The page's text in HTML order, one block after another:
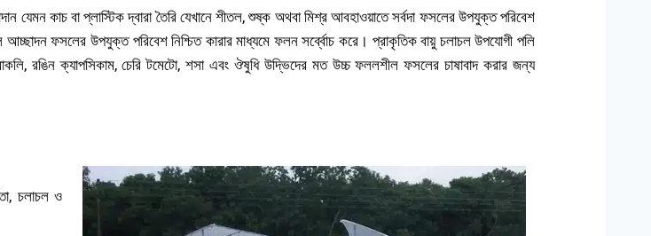
যেমন কাচ বা প্লাস্টিক দ্বারা তৈরি যেখানে শীতল, শুষ্ক অথবা মিশ্র আবহাওয়াতে সর্বদা ফসলের উপযুক্ত পরিবেশ
আচ্ছাদন ফসলের উপযুক্ত পরিবেশ নিশ্চিত কারার মাধ্যমে ফলন সর্ব্বোচ করে। প্রাকৃতিক বায়ু চলাচল উপযোগী পলি
রঙিন ক্যাপসিকাম, চেরি টমেটো, শসা এবং ঔষুধি উদ্ভিদের মত উচ্চ ফললশীল ফসলের চাষাবাদ করার জন্য
চলাচল ও